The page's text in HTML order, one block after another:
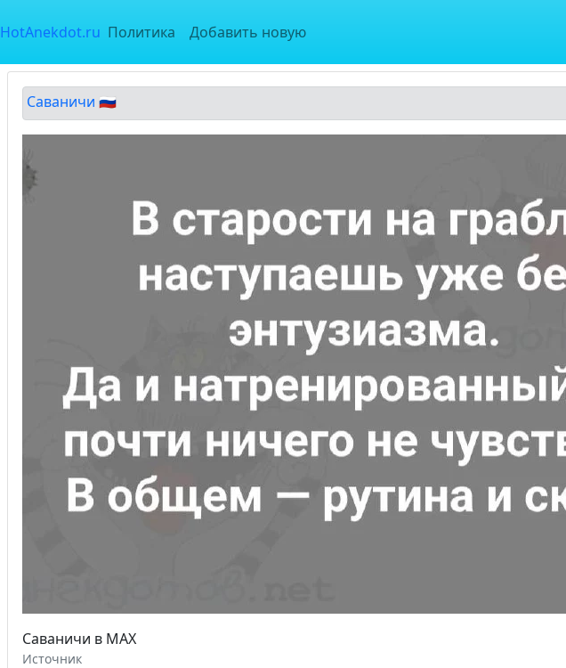
HotAnekdot.ru Политика Добавить новую
Саваничи 🇷🇺
Саваничи в MAX
Источник